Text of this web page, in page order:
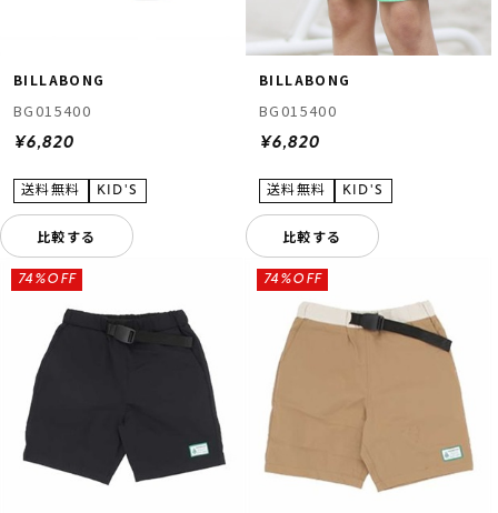
BILLABONG
BG015400
¥6,820
比較する
BILLABONG
BG015400
¥6,820
比較する
74%OFF 74%OFF